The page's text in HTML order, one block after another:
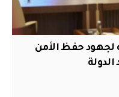
لجهود حفظ الأمن